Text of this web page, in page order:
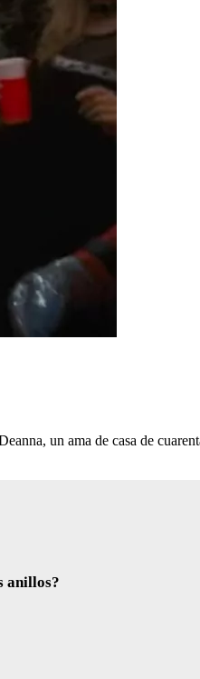
un ama de casa de
anillos?